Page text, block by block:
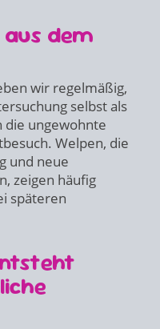
dem
wir regelmäßig,
selbst als
die ungewohnte
Welpen, die
und neue
zeigen häufig
späteren